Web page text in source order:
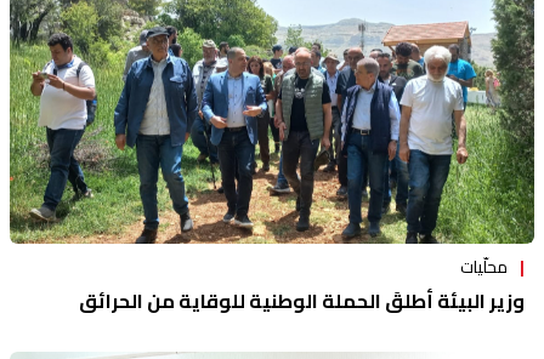
محلّيات
وزير البيئة أطلقَ الحملة الوطنية للوقاية من الحرائق